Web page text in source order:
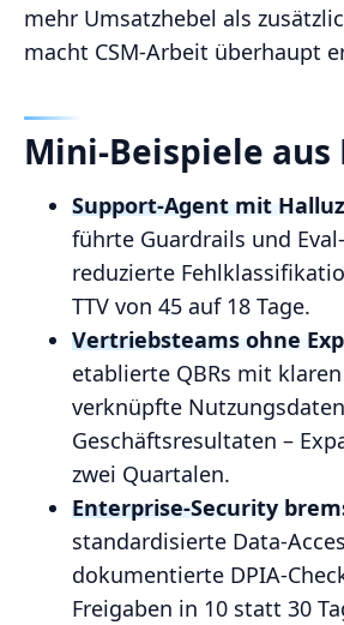
mehr Umsatzhebel als
macht CSM‑Arbeit überhaupt
Mini‑Beispiele
Support‑Agent mit
führte Guardrails und
reduzierte
TTV von 45 auf 18 Tage.
Vertriebsteams ohne
etablierte QBRs mit
verknüpfte
Geschäftsresultaten –
zwei Quartalen.
Enterprise‑Security
standardisierte
dokumentierte
Freigaben in 10 statt 30